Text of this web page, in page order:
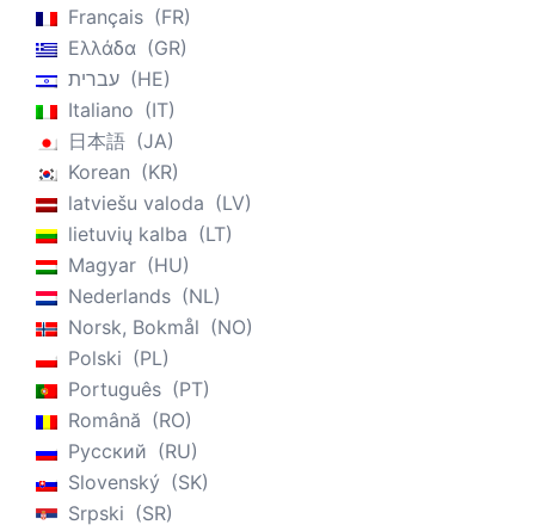
Français
FR
Ελλάδα
GR
עברית
HE
Italiano
IT
日本語
JA
Korean
KR
latviešu valoda
LV
lietuvių kalba
LT
Magyar
HU
Nederlands
NL
Norsk, Bokmål
NO
Polski
PL
Português
PT
Română
RO
Русский
RU
Slovenský
SK
Srpski
SR